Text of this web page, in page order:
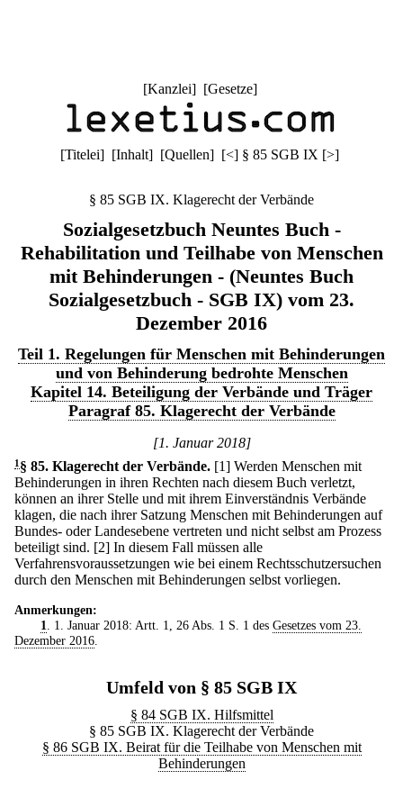
[Kanzlei] [Gesetze]
[Titelei] [Inhalt] [Quellen] [<] § 85 SGB IX [>]
§ 85 SGB IX. Klagerecht der Verbände
Sozialgesetzbuch Neuntes Buch -
Rehabilitation und Teilhabe von Menschen
mit Behinderungen - (Neuntes Buch
Sozialgesetzbuch - SGB IX) vom 23.
Dezember 2016
Teil 1. Regelungen für Menschen mit Behinderungen
und von Behinderung bedrohte Menschen
Kapitel 14. Beteiligung der Verbände und Träger
Paragraf 85. Klagerecht der Verbände
[1. Januar 2018]
1 § 85. Klagerecht der Verbände. [1] Werden Menschen mit
Behinderungen in ihren Rechten nach diesem Buch verletzt,
können an ihrer Stelle und mit ihrem Einverständnis Verbände
klagen, die nach ihrer Satzung Menschen mit Behinderungen auf
Bundes- oder Landesebene vertreten und nicht selbst am Prozess
beteiligt sind. [2] In diesem Fall müssen alle
Verfahrensvoraussetzungen wie bei einem Rechtsschutzersuchen
durch den Menschen mit Behinderungen selbst vorliegen.
Anmerkungen:
1
. 1. Januar 2018: Artt. 1, 26 Abs. 1 S. 1 des Gesetzes vom 23.
Dezember 2016
Umfeld von § 85 SGB IX
§ 84 SGB IX. Hilfsmittel
§ 85 SGB IX. Klagerecht der Verbände
§ 86 SGB IX. Beirat für die Teilhabe von Menschen mit
Behinderungen